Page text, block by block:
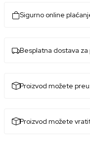
Sigurno online
Besplatna dostava za
Proizvod možete
Proizvod možete